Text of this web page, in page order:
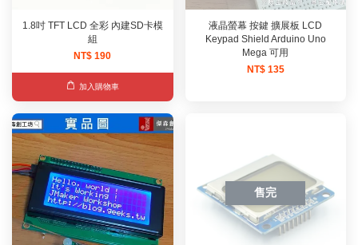
1.8吋 TFT LCD 全彩 內建SD卡模
組
NT$ 190
加入購物車
液晶螢幕 按鍵 擴展板 LCD
Keypad Shield Arduino Uno
Mega 可用
NT$ 135
售完